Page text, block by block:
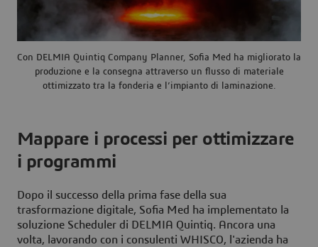
Con DELMIA Quintiq Company Planner, Sofia Med ha migliorato la
produzione e la consegna attraverso un flusso di materiale
ottimizzato tra la fonderia e l’impianto di laminazione.
Mappare i processi per ottimizzare
i programmi
Dopo il successo della prima fase della sua
trasformazione digitale, Sofia Med ha implementato la
soluzione Scheduler di DELMIA Quintiq. Ancora una
volta, lavorando con i consulenti WHISCO, l'azienda ha